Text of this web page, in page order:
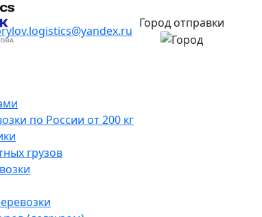
Город отправки
по России от 200 кг
грузов